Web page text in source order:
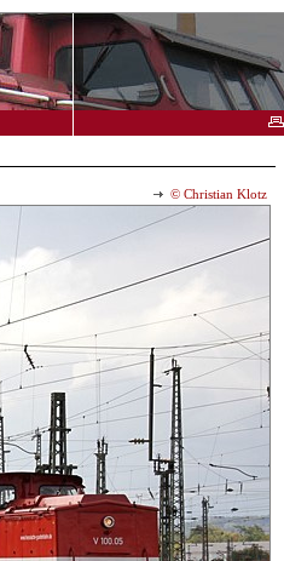
© Christian Klotz